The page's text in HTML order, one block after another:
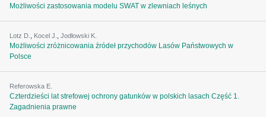
Możliwości zastosowania modelu SWAT w zlewniach leśnych
Lotz D. Kocel J. Jodłowski K.
Możliwości zróżnicowania źródeł przychodów Lasów Państwowych w
Polsce
Referowska E.
Czterdzieści lat strefowej ochrony gatunków w polskich lasach Część 1.
Zagadnienia prawne